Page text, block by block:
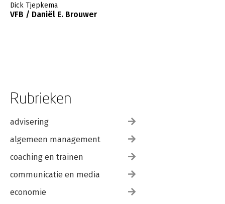
Dick Tjepkema
VFB / Daniël E. Brouwer
Rubrieken
advisering
algemeen management
coaching en trainen
communicatie en media
economie